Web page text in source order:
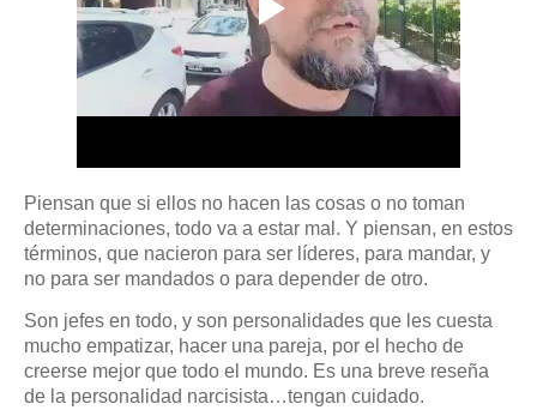
Piensan que si ellos no hacen las cosas o no toman
determinaciones, todo va a estar mal. Y piensan, en estos
términos, que nacieron para ser líderes, para mandar, y
no para ser mandados o para depender de otro.
Son jefes en todo, y son personalidades que les cuesta
mucho empatizar, hacer una pareja, por el hecho de
creerse mejor que todo el mundo. Es una breve reseña
de la personalidad narcisista…tengan cuidado.